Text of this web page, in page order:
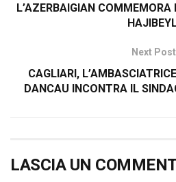
L’AZERBAIGIAN
Next Post
CAGLIARI,
DANCAU INCONTRA IL
LASCIA UN